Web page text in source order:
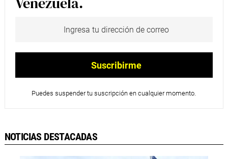
Puedes suspender tu suscripción en cualquier momento.
NOTICIAS DESTACADAS